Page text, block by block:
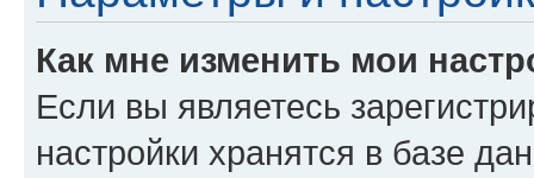
Как мне изменить мои
Если вы являетесь
настройки хранятся в базе